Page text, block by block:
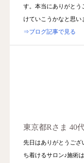
す。本当にありがとう
けていこうかなと思
⇒ブログ記事で見る
東京都Rさま 40
先日はありがとうござ
ち着けるサロン♪施術